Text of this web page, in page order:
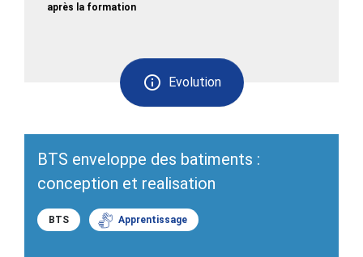
Evolution
après la formation
BTS enveloppe des batiments :
conception et realisation
BTS Apprentissage